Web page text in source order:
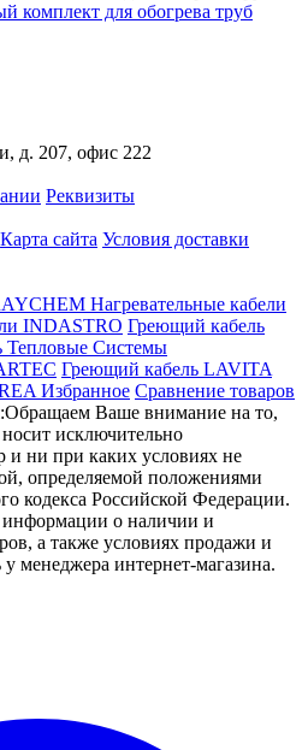
комплект для обогрева труб
д. 207, офис 222
Реквизиты
Карта сайта Условия доставки
Нагревательные кабели
INDASTRO Греющий кабель
Тепловые Системы
Греющий кабель LAVITA
Избранное Сравнение товаров
Ваше внимание на то,
исключительно
ни при каких условиях не
определяемой положениями
кодекса Российской Федерации.
о наличии и
а также условиях продажи и
у менеджера интернет-магазина.